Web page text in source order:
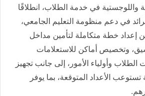
واللوجستية في خدمة الطلاب، انطلاقًا
في دعم منظومة التعليم الجامعي،
إعداد خطة متكاملة لتأمين مداخل
وتخصيص أماكن للاستعلامات
وأولياء الأمور، إلى جانب تجهيز
الأعداد المتوقعة، بما يوفر